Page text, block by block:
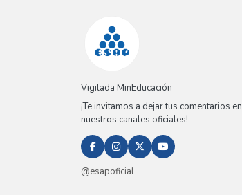
Vigilada MinEducación
¡Te invitamos a dejar tus comentarios en
nuestros canales oficiales!
@esapoficial